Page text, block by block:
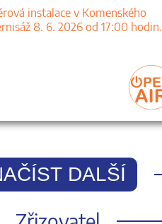
instalace v Komenského
8. 6. 2026 od 17:00 hodin.
DALŠÍ